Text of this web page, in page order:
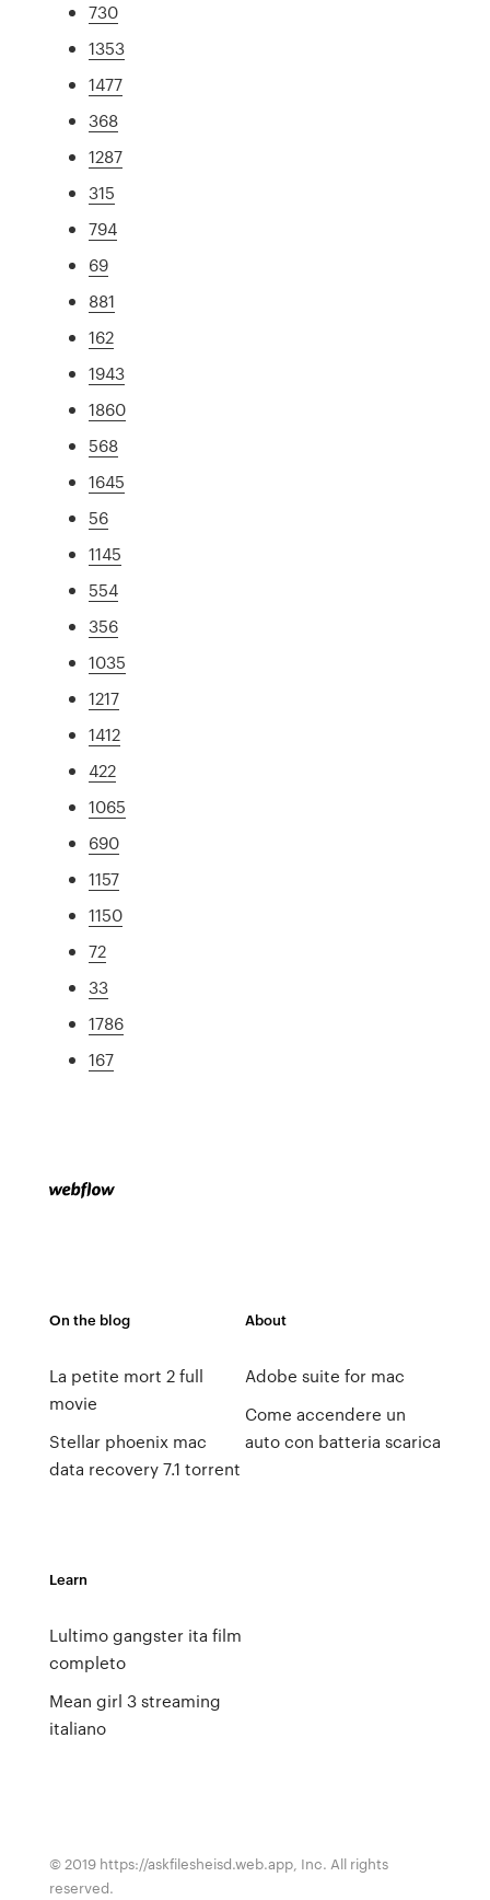
730
1353
1477
368
1287
315
794
69
881
162
1943
1860
568
1645
56
1145
554
356
1035
1217
1412
422
1065
690
1157
1150
72
33
1786
167
On the blog
La petite mort 2 full
movie
Stellar phoenix mac
data recovery 7.1 torrent
About
Adobe suite for mac
Come accendere un
auto con batteria scarica
Learn
Lultimo gangster ita film
completo
Mean girl 3 streaming
italiano
© 2019 https://askfilesheisd.web.app, Inc. All rights
reserved.